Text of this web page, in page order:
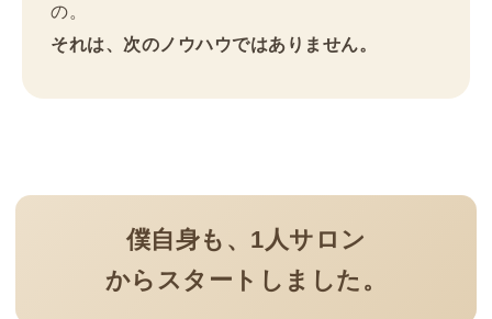
の。
それは、次のノウハウではありません。
僕自身も、1人サロン
からスタートしました。